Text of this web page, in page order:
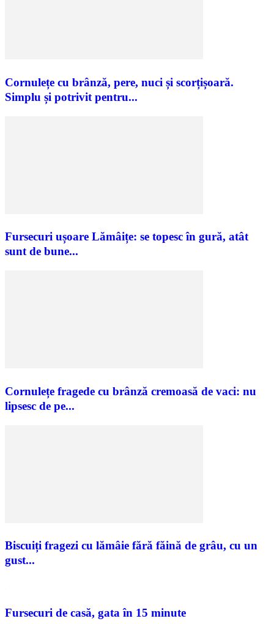
Cornulețe cu brânză, pere, nuci și scorțișoară.
Simplu și potrivit pentru...
Fursecuri ușoare Lămâițe: se topesc în gură, atât
sunt de bune...
Cornulețe fragede cu brânză cremoasă de vaci: nu
lipsesc de pe...
Biscuiți fragezi cu lămâie fără făină de grâu, cu un
gust...
Fursecuri de casă, gata în 15 minute